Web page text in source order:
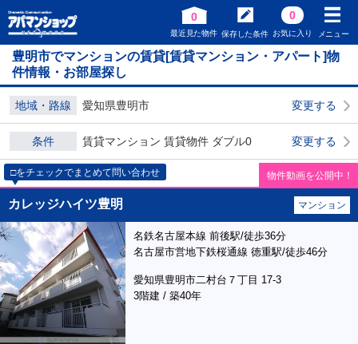
0
最近見た物件 保存した条件
0
お気に入り メニュー
豊明市でマンションの賃貸[賃貸マンション・アパート]物
件情報・お部屋探し
地域・路線 愛知県豊明市 変更する
条件 賃貸マンション 賃貸物件 ダブル0 変更する
□をチェックでまとめて問い合わせ 物件動画を公開中！
カレッジハイツ豊明 マンション
名鉄名古屋本線 前後駅/徒歩36分
名古屋市営地下鉄桜通線 徳重駅/徒歩46分
愛知県豊明市二村台７丁目 17-3
3階建 / 築40年